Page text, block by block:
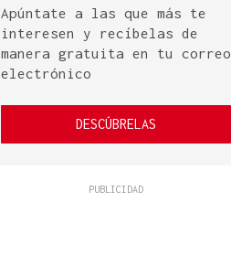
Apúntate a las que más te
interesen y recíbelas de
manera gratuita en tu correo
electrónico
DESCÚBRELAS